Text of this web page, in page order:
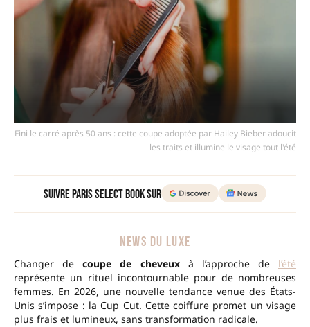
Fini le carré après 50 ans : cette coupe adoptée par Hailey Bieber adoucit
les traits et illumine le visage tout l'été
Suivre Paris Select Book sur
NEWS DU LUXE
Changer decoupe de cheveuxà l’approche de l’été
représente un rituel incontournable pour de nombreuses
femmes. En 2026, une nouvelle tendance venue des États-
Unis s’impose : la Cup Cut. Cette coiffure promet un visage
plus frais et lumineux, sans transformation radicale.